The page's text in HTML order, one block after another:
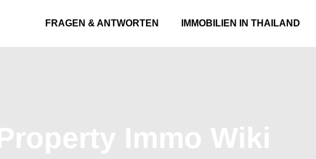
FRAGEN & ANTWORTEN IMMOBILIEN IN THAILAND